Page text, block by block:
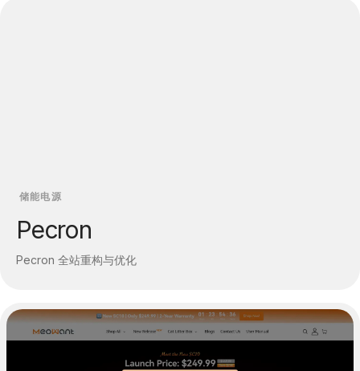
储能电源
Pecron
Pecron 全站重构与优化